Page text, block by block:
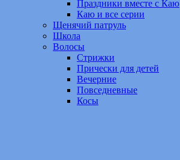
Праздники вместе с Каю
Каю и все серии
Щенячий патруль
Школа
Волосы
Стрижки
Прически для детей
Вечерние
Повседневные
Косы